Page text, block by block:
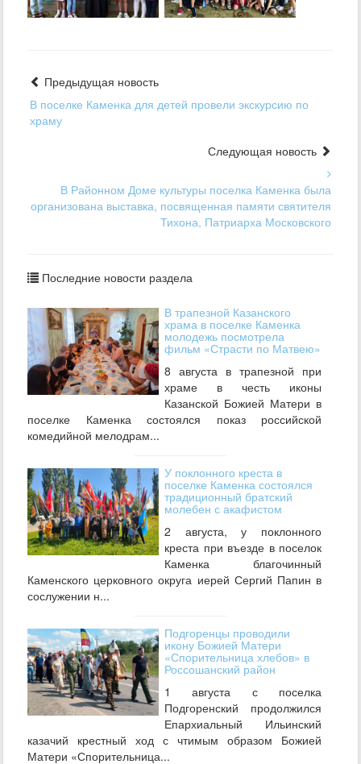
Предыдущая новость
В поселке Каменка для детей провели экскурсию по
храму
Следующая новость
В Районном Доме культуры поселка Каменка была
организована выставка, посвященная памяти святителя
Тихона, Патриарха Московского
Последние новости раздела
В трапезной Казанского
храма в поселке Каменка
молодежь посмотрела
фильм «Страсти по Матвею»
8 августа в трапезной при
храме в честь иконы
Казанской Божией Матери в
поселке Каменка состоялся показ российской
комедийной мелодрам...
У поклонного креста в
поселке Каменка состоялся
традиционный братский
молебен с акафистом
2 августа, у поклонного
креста при въезде в поселок
Каменка благочинный
Каменского церковного округа иерей Сергий Папин в
сослужении н...
Подгоренцы проводили
икону Божией Матери
«Спорительница хлебов» в
Россошанский район
1 августа с поселка
Подгоренский продолжился
Епархиальный Ильинский
казачий крестный ход с чтимым образом Божией
Матери «Спорительница...